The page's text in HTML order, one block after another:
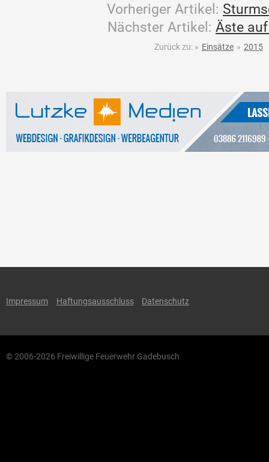
Vorheriger Artikel:
Nächster Artikel: Äste
Zurück zu: » Einsätze » 2015
Impressum Haftungsausschluss Datenschutz
© 2006-2026 Freiwillige Feuerwehr Gadebusch